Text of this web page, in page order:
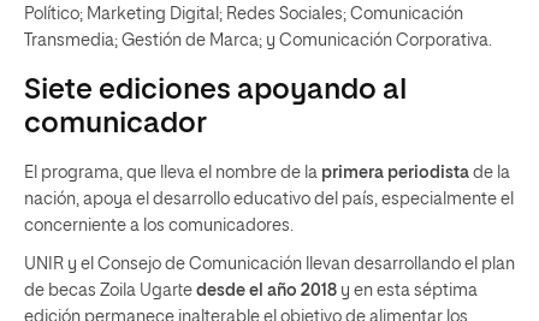
Político; Marketing Digital; Redes Sociales; Comunicación
Transmedia; Gestión de Marca; y Comunicación Corporativa.
Siete ediciones apoyando al
comunicador
El programa, que lleva el nombre de la primera periodista de la
nación, apoya el desarrollo educativo del país, especialmente el
concerniente a los comunicadores.
UNIR y el Consejo de Comunicación llevan desarrollando el plan
de becas Zoila Ugarte desde el año 2018 y en esta séptima
edición permanece inalterable el objetivo de alimentar los